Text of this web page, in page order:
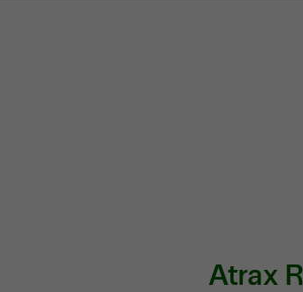
Atrax